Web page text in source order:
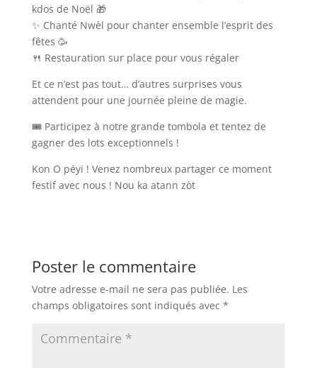
kdos de Noël 🎁
✨ Chanté Nwèl pour chanter ensemble l’esprit des
fêtes 🥳
🍴 Restauration sur place pour vous régaler
Et ce n’est pas tout… d’autres surprises vous
attendent pour une journée pleine de magie.
🎟️ Participez à notre grande tombola et tentez de
gagner des lots exceptionnels !
Kon O péyi ! Venez nombreux partager ce moment
festif avec nous ! Nou ka atann zòt
Poster le commentaire
Votre adresse e-mail ne sera pas publiée. Les
champs obligatoires sont indiqués avec *